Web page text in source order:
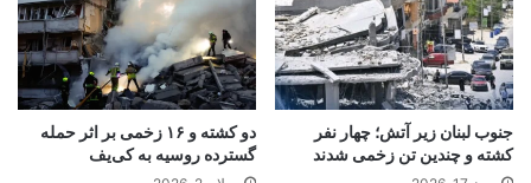
جنوب لبنان زیر آتش؛ چهار نفر
کشته و چندین تن زخمی شدند
دو کشته و ۱۶ زخمی بر اثر حمله
گسترده روسیه به کی‌یف